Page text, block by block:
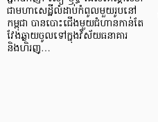
ជាមហាសេដ្ឋីលំដាប់កំពូលមួយរូបនៅ
កម្ពុជា បានបោះជើងមួយជំហានកាន់តែ
វែងឆ្ងាយចូលទៅក្នុងវិស័យធនាគារ
និងហិរញ្…